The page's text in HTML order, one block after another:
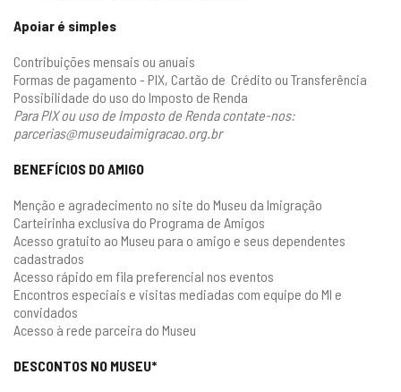
Apoiar é simples
Contribuições mensais ou anuais
Formas de pagamento - PIX, Cartão de Crédito ou Transferência
Possibilidade do uso do Imposto de Renda
Para PIX ou uso de Imposto de Renda contate-nos:
parcerias@museudaimigracao.org.br
BENEFÍCIOS DO AMIGO
Menção e agradecimento no site do Museu da Imigração
Carteirinha exclusiva do Programa de Amigos
Acesso gratuito ao Museu para o amigo e seus dependentes
cadastrados
Acesso rápido em fila preferencial nos eventos
Encontros especiais e visitas mediadas com equipe do MI e
convidados
Acesso à rede parceira do Museu
DESCONTOS NO MUSEU*